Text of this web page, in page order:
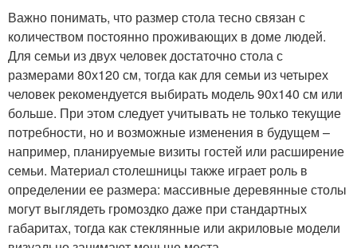
Важно понимать, что размер стола тесно связан с
количеством постоянно проживающих в доме людей.
Для семьи из двух человек достаточно стола с
размерами 80х120 см, тогда как для семьи из четырех
человек рекомендуется выбирать модель 90х140 см или
больше. При этом следует учитывать не только текущие
потребности, но и возможные изменения в будущем –
например, планируемые визиты гостей или расширение
семьи. Материал столешницы также играет роль в
определении ее размера: массивные деревянные столы
могут выглядеть громоздко даже при стандартных
габаритах, тогда как стеклянные или акриловые модели